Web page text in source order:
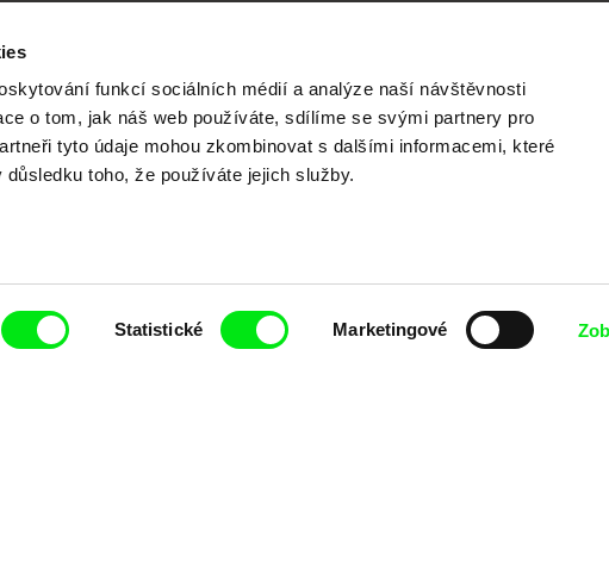
funkcí sociálních médií a analýze naší návštěvnosti
o tom, jak náš web používáte, sdílíme se svými partnery pro
tyto údaje mohou zkombinovat s dalšími informacemi, které
toho, že používáte jejich služby.
Statistické Marketingové
Nové festivalové filmy
každý týden
7 klíčových evropských festivalů dokumentárního
filmu, propagovat jeho rozmanitost a
Členové Doc Alliance